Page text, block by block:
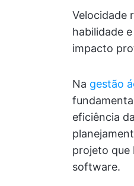
Velocidade
habilidade
impacto
Na gestão
eficiência
projeto que
software.